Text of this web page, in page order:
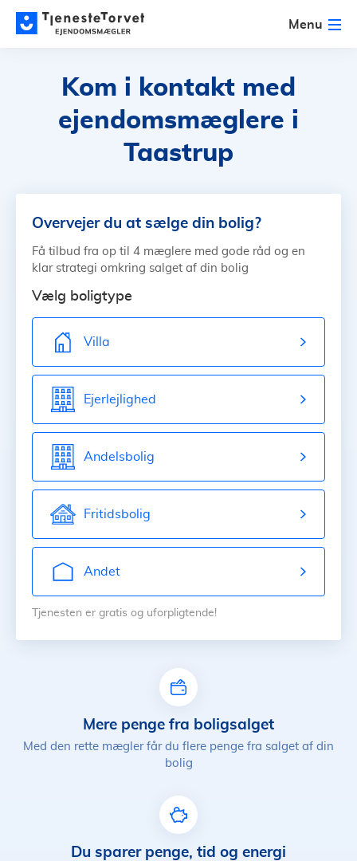
Menu
Kom i kontakt med
ejendomsmæglere i
Taastrup
Overvejer du at sælge din bolig?
Få tilbud fra op til 4 mæglere med gode råd og en
klar strategi omkring salget af din bolig
Vælg boligtype
Villa
Ejerlejlighed
Andelsbolig
Fritidsbolig
Andet
Tjenesten er gratis og uforpligtende!
Mere penge fra boligsalget
Med den rette mægler får du flere penge fra salget af din
bolig
Du sparer penge, tid og energi